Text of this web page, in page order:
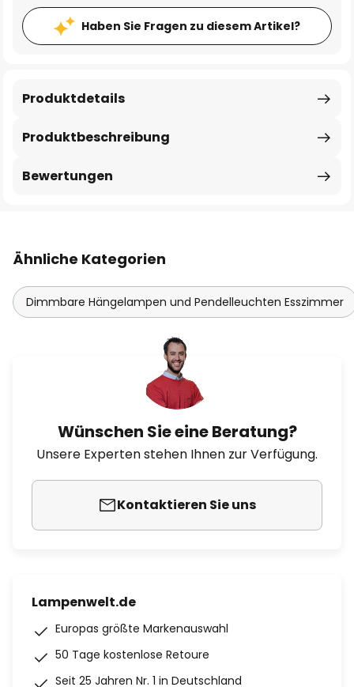
Haben Sie Fragen zu diesem Artikel?
Produktbeschreibung
Produktdetails
Bewertungen
Ähnliche Kategorien
Dimmbare Hängelampen und Pendelleuchten Esszimmer
Wünschen Sie eine Beratung?
Unsere Experten stehen Ihnen zur Verfügung.
Kontaktieren Sie uns
Lampenwelt.de
Europas größte Markenauswahl
50 Tage kostenlose Retoure
Seit 25 Jahren Nr. 1 in Deutschland